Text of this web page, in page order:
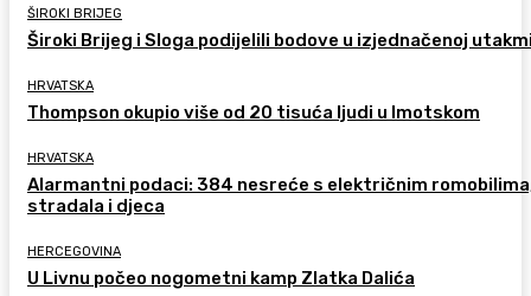
ŠIROKI BRIJEG
Široki Brijeg i Sloga podijelili bodove u izjednačenoj
HRVATSKA
Thompson okupio više od 20 tisuća ljudi u Imotskom
HRVATSKA
Alarmantni podaci: 384 nesreće s električnim
stradala i djeca
HERCEGOVINA
U Livnu počeo nogometni kamp Zlatka Dalića